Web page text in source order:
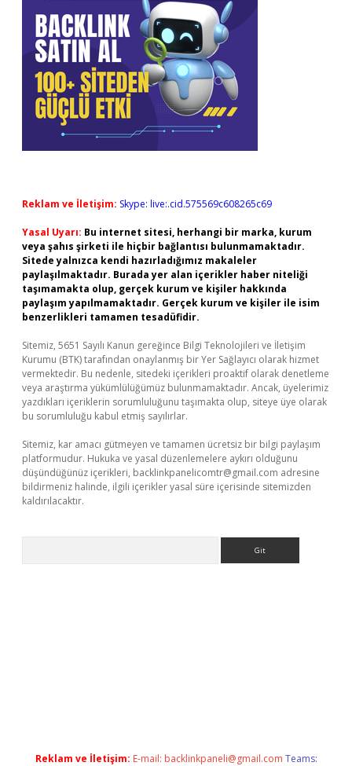
Reklam ve İletişim: Skype: live:.cid.575569c608265c69
Yasal Uyarı: Bu internet sitesi, herhangi bir marka, kurum
veya şahıs şirketi ile hiçbir bağlantısı bulunmamaktadır.
Sitede yalnızca kendi hazırladığımız makaleler
paylaşılmaktadır. Burada yer alan içerikler haber niteliği
taşımamakta olup, gerçek kurum ve kişiler hakkında
paylaşım yapılmamaktadır. Gerçek kurum ve kişiler ile isim
benzerlikleri tamamen tesadüfidir.
Sitemiz, 5651 Sayılı Kanun gereğince Bilgi Teknolojileri ve İletişim
Kurumu (BTK) tarafından onaylanmış bir Yer Sağlayıcı olarak hizmet
vermektedir. Bu nedenle, sitedeki içerikleri proaktif olarak denetleme
veya araştırma yükümlülüğümüz bulunmamaktadır. Ancak, üyelerimiz
yazdıkları içeriklerin sorumluluğunu taşımakta olup, siteye üye olarak
bu sorumluluğu kabul etmiş sayılırlar.
Sitemiz, kar amacı gütmeyen ve tamamen ücretsiz bir bilgi paylaşım
platformudur. Hukuka ve yasal düzenlemelere aykırı olduğunu
düşündüğünüz içerikleri, backlinkpanelicomtr@gmail.com adresine
bildirmeniz halinde, ilgili içerikler yasal süre içerisinde sitemizden
kaldırılacaktır.
Reklam ve İletişim: E-mail: backlinkpaneli@gmail.com Teams: